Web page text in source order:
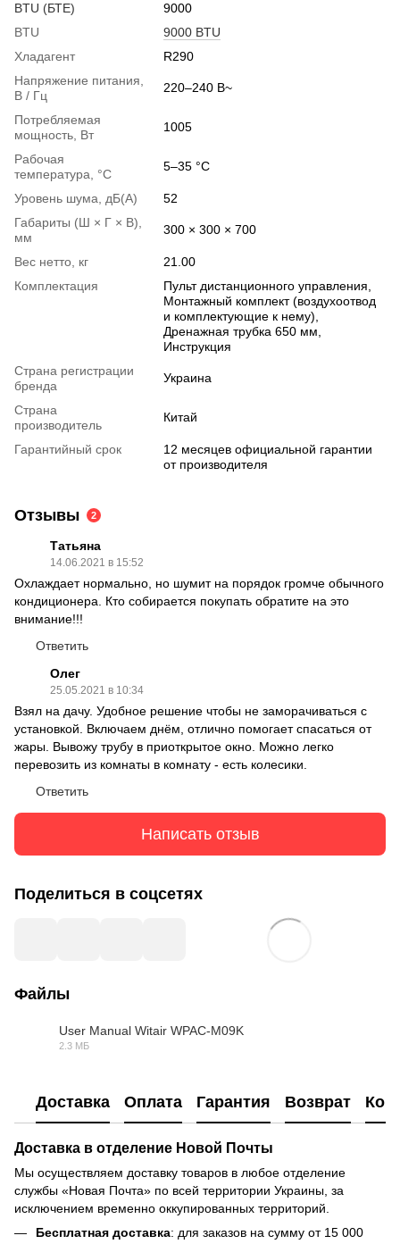
BTU (БТЕ)
9000
BTU
9000 BTU
Хладагент
R290
Напряжение питания,
В / Гц
220–240 В~
Потребляемая
мощность, Вт
1005
Рабочая
температура, °С
5–35 °C
Уровень шума, дБ(А)
52
Габариты (Ш × Г × В),
мм
300 × 300 × 700
Вес нетто, кг
21.00
Комплектация
Пульт дистанционного управления,
Монтажный комплект (воздухоотвод
и комплектующие к нему),
Дренажная трубка 650 мм,
Инструкция
Страна регистрации
бренда
Украина
Страна
производитель
Китай
Гарантийный срок
12 месяцев официальной гарантии
от производителя
Отзывы 2
Татьяна
14.06.2021 в 15:52
Охлаждает нормально, но шумит на порядок громче обычного
кондиционера. Кто собирается покупать обратите на это
внимание!!!
Ответить
Олег
25.05.2021 в 10:34
Взял на дачу. Удобное решение чтобы не заморачиваться с
установкой. Включаем днём, отлично помогает спасаться от
жары. Вывожу трубу в приоткрытое окно. Можно легко
перевозить из комнаты в комнату - есть колесики.
Ответить
Написать отзыв
Поделиться в соцсетях
Файлы
User Manual Witair WPAC-M09K
2.3 МБ
Доставка Оплата Гарантия Возврат
Доставка в отделение Новой Почты
Мы осуществляем доставку товаров в любое отделение
службы «Новая Почта» по всей территории Украины, за
исключением временно оккупированных территорий.
Бесплатная доставка: для заказов на сумму от 15 000